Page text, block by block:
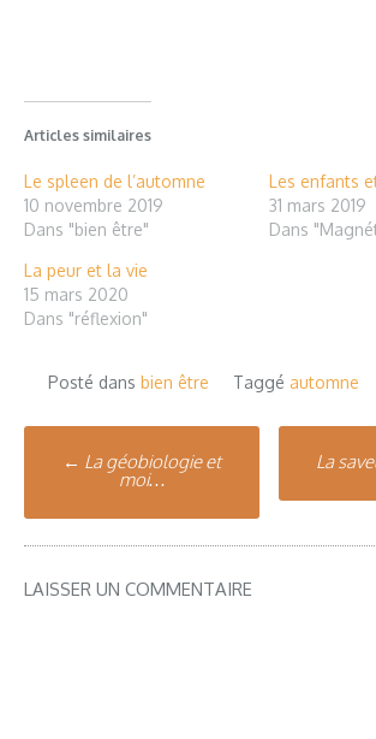
Articles similaires
Le spleen de l’automne
10 novembre 2019
Dans "bien être"
Les enfants
31 mars 2019
Dans
La peur et la vie
15 mars 2020
Dans "réflexion"
Posté dans bien être Taggé automne
Poste
navigation
← La géobiologie et
moi…
La
LAISSER UN COMMENTAIRE